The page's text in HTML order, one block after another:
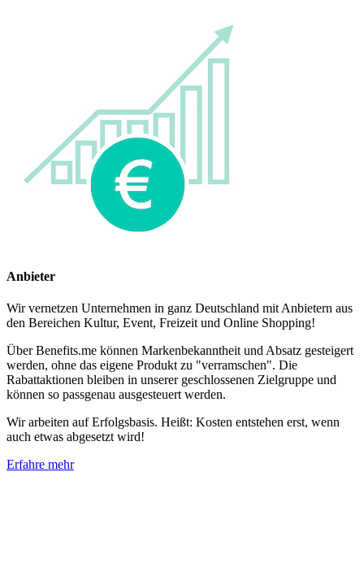
Anbieter
Wir vernetzen Unternehmen in ganz Deutschland mit Anbietern aus
den Bereichen Kultur, Event, Freizeit und Online Shopping!
Über Benefits.me können Markenbekanntheit und Absatz gesteigert
werden, ohne das eigene Produkt zu "verramschen". Die
Rabattaktionen bleiben in unserer geschlossenen Zielgruppe und
können so passgenau ausgesteuert werden.
Wir arbeiten auf Erfolgsbasis. Heißt: Kosten entstehen erst, wenn
auch etwas abgesetzt wird!
Erfahre mehr